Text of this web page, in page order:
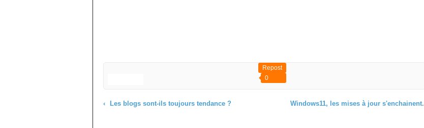
Repost
0
Les blogs sont-ils toujours tendance ? Windows11, les mises à jour s'enchainent.